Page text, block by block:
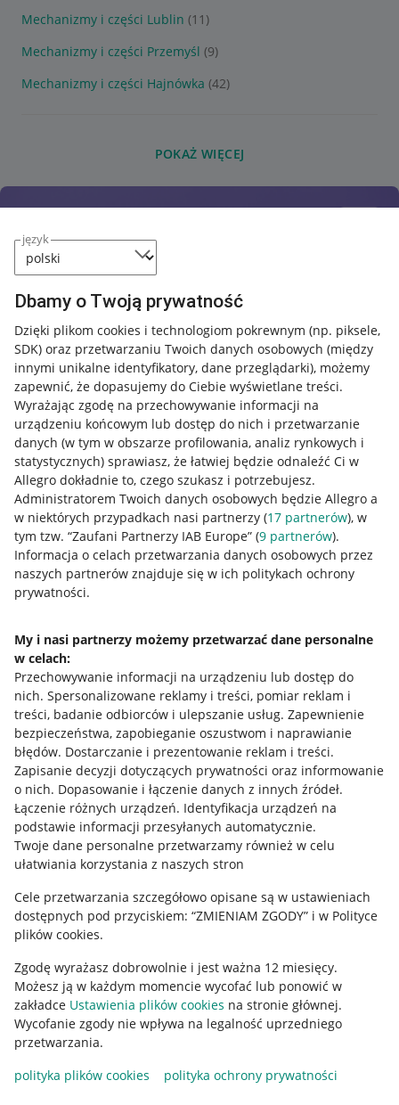
język
Dbamy o Twoją prywatność
Dzięki plikom cookies i technologiom pokrewnym (np. piksele,
SDK) oraz przetwarzaniu Twoich danych osobowych (między
innymi unikalne identyfikatory, dane przeglądarki), możemy
zapewnić, że dopasujemy do Ciebie wyświetlane treści.
Wyrażając zgodę na przechowywanie informacji na
urządzeniu końcowym lub dostęp do nich i przetwarzanie
danych (w tym w obszarze profilowania, analiz rynkowych i
statystycznych) sprawiasz, że łatwiej będzie odnaleźć Ci w
Allegro dokładnie to, czego szukasz i potrzebujesz.
Administratorem Twoich danych osobowych będzie Allegro a
w niektórych przypadkach nasi partnerzy (17 partnerów), w
tym tzw. “Zaufani Partnerzy IAB Europe” (9 partnerów).
Informacja o celach przetwarzania danych osobowych przez
naszych partnerów znajduje się w ich politykach ochrony
prywatności.
My i nasi partnerzy możemy przetwarzać dane personalne
w celach:
Przechowywanie informacji na urządzeniu lub dostęp do
nich. Spersonalizowane reklamy i treści, pomiar reklam i
treści, badanie odbiorców i ulepszanie usług. Zapewnienie
bezpieczeństwa, zapobieganie oszustwom i naprawianie
błędów. Dostarczanie i prezentowanie reklam i treści.
Zapisanie decyzji dotyczących prywatności oraz informowanie
o nich. Dopasowanie i łączenie danych z innych źródeł.
Łączenie różnych urządzeń. Identyfikacja urządzeń na
podstawie informacji przesyłanych automatycznie.
Twoje dane personalne przetwarzamy również w celu
ułatwiania korzystania z naszych stron
Cele przetwarzania szczegółowo opisane są w ustawieniach
dostępnych pod przyciskiem: “ZMIENIAM ZGODY” i w Polityce
plików cookies.
Zgodę wyrażasz dobrowolnie i jest ważna 12 miesięcy.
Możesz ją w każdym momencie wycofać lub ponowić w
zakładce Ustawienia plików cookies na stronie głównej.
Wycofanie zgody nie wpływa na legalność uprzedniego
przetwarzania.
polityka plików cookies
polityka ochrony prywatności
Mechanizmy i części Lublin (11)
Mechanizmy i części Przemyśl (9)
Mechanizmy i części Hajnówka (42)
POKAŻ WIĘCEJ
Przydatne informacje
Jak to działa
Allegro Gadane dla sprzedających
Allegro Gadane dla kupujących
Mapa miejscowości
Informacje prawne
Regulamin
Polityka plików "cookies"
Ustawienia plików "cookies"
Udostępnianie lokalizacji
Informacje dla Aktu o Usługach Cyfrowych
Pobierz aplikację